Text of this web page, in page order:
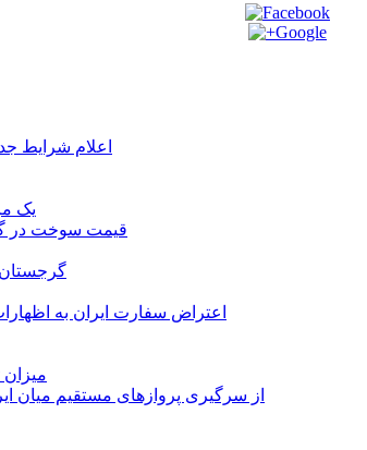
اعلام شرایط
یک مرد
قیمت سوخت در
اعتراض سفارت ایران به
از سرگیری پروازهای مستقیم میان